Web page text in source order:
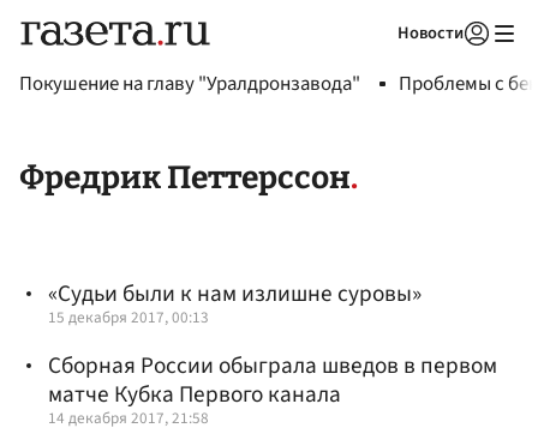
Новости
Покушение на главу "Уралдронзавода" Проблемы с
Фредрик Петтерссон
«Судьи были к нам излишне суровы»
15 декабря 2017, 00:13
Сборная России обыграла шведов в первом
матче Кубка Первого канала
14 декабря 2017, 21:58